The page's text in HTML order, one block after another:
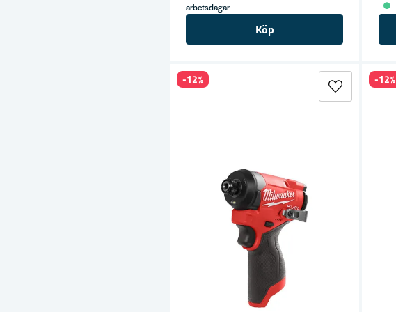
arbetsdagar
Köp
-12% -12%